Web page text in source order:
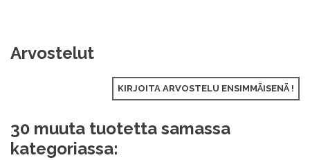
Arvostelut
KIRJOITA ARVOSTELU ENSIMMÄISENÄ !
30 muuta tuotetta samassa
kategoriassa: